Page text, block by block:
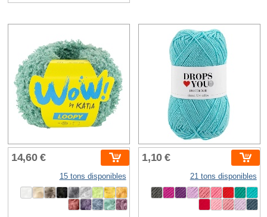
14,60 €
15 tons disponibles
1,10 €
21 tons disponibles